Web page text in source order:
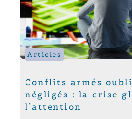
Articles
Conflits armés
négligés : la crise
l’attention